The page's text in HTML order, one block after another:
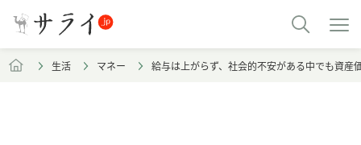
生活 マネー 給与は上がらず、社会的不安がある中でも資産